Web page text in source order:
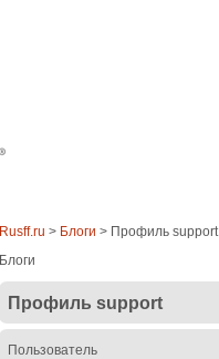
Rusff.ru > Блоги > Профиль support
Блоги
Профиль support
Пользователь